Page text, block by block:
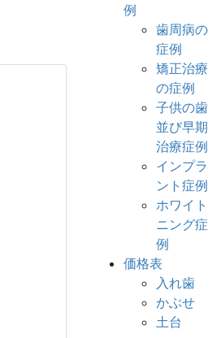
例
歯周病の
症例
矯正治療
の症例
子供の歯
並び早期
治療症例
インプラ
ント症例
ホワイト
ニング症
例
価格表
入れ歯
かぶせ
土台